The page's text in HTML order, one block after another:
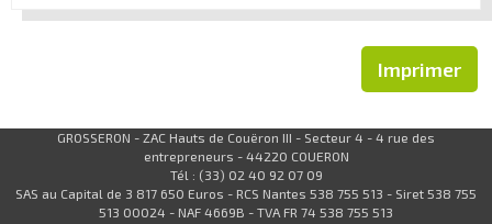
Imprimer
GROSSERON - ZAC Hauts de Couëron III - Secteur 4 - 4 rue des
entrepreneurs - 44220 COUERON
Tél : (33) 02 40 92 07 09
SAS au Capital de 3 817 650 Euros - RCS Nantes 538 755 513 - Siret 538 755
513 00024 - NAF 4669B - TVA FR 74 538 755 513